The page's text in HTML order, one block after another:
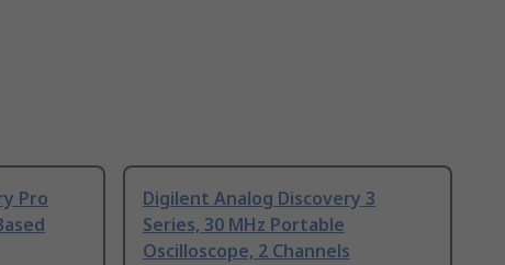
Pro
Digilent Analog Discovery 3
Series, 30 MHz Portable
Oscilloscope, 2 Channels